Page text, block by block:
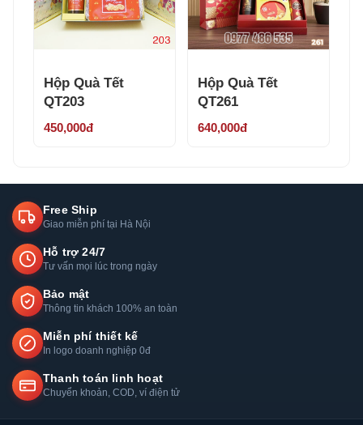
Hộp Quà Tết
QT203
450,000đ
Hộp Quà Tết
QT261
640,000đ
Free Ship
Giao miễn phí tại Hà Nội
Hỗ trợ 24/7
Tư vấn mọi lúc trong ngày
Bảo mật
Thông tin khách 100% an toàn
Miễn phí thiết kế
In logo doanh nghiệp 0đ
Thanh toán linh hoạt
Chuyển khoản, COD, ví điện tử